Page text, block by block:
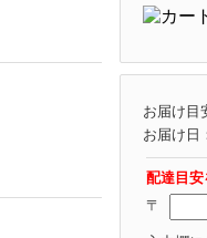
お届け目
お届け日
配達目安
〒